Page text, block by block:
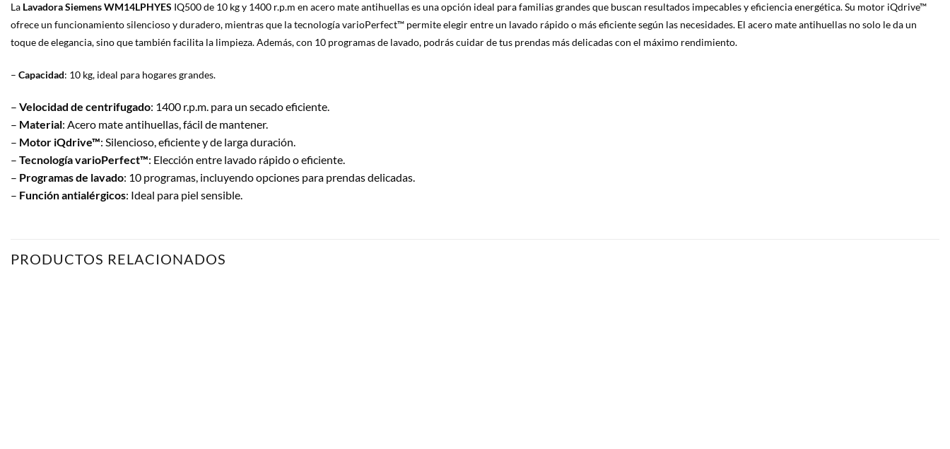
La Lavadora Siemens WM14LPHYES IQ500 de 10 kg y 1400 r.p.m en acero mate antihuellas es una opción ideal para familias grandes que buscan resultados impecables y eficiencia energética. Su motor iQdrive™
ofrece un funcionamiento silencioso y duradero, mientras que la tecnología varioPerfect™ permite elegir entre un lavado rápido o más eficiente según las necesidades. El acero mate antihuellas no solo le da un
toque de elegancia, sino que también facilita la limpieza. Además, con 10 programas de lavado, podrás cuidar de tus prendas más delicadas con el máximo rendimiento.
– Capacidad: 10 kg, ideal para hogares grandes.
– Velocidad de centrifugado: 1400 r.p.m. para un secado eficiente.
– Material: Acero mate antihuellas, fácil de mantener.
– Motor iQdrive™: Silencioso, eficiente y de larga duración.
– Tecnología varioPerfect™: Elección entre lavado rápido o eficiente.
– Programas de lavado: 10 programas, incluyendo opciones para prendas delicadas.
– Función antialérgicos: Ideal para piel sensible.
PRODUCTOS RELACIONADOS